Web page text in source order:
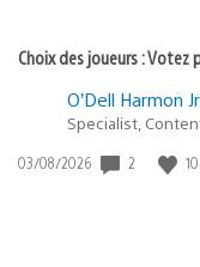
Choix des joueurs :
O’Dell Harmon Jr.
Specialist,
Date
03/08/2026 2 10